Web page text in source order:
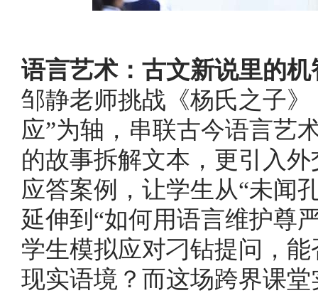
语言艺术：古文新说里的
邹静老师挑战《杨氏之子
应”为轴，串联古今语言艺
的故事拆解文本，更引入
应答案例，让学生从“未闻
延伸到“如何用语言维护尊
学生模拟应对刁钻提问，
现实语境？而这场跨界课